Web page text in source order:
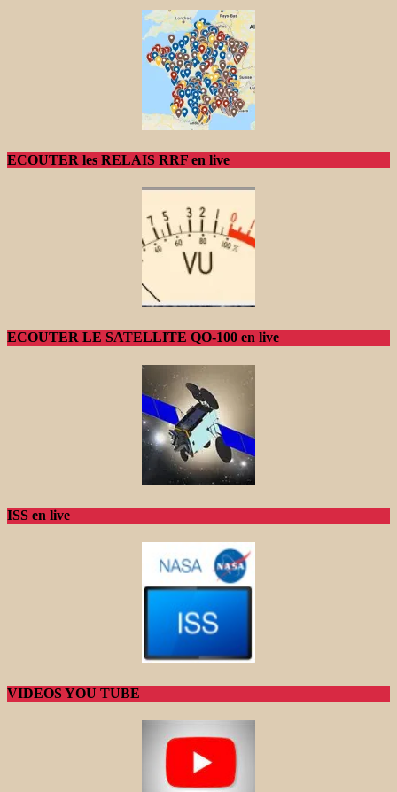
ECOUTER les RELAIS RRF en live
ECOUTER LE SATELLITE QO-100 en live
ISS en live
VIDEOS YOU TUBE